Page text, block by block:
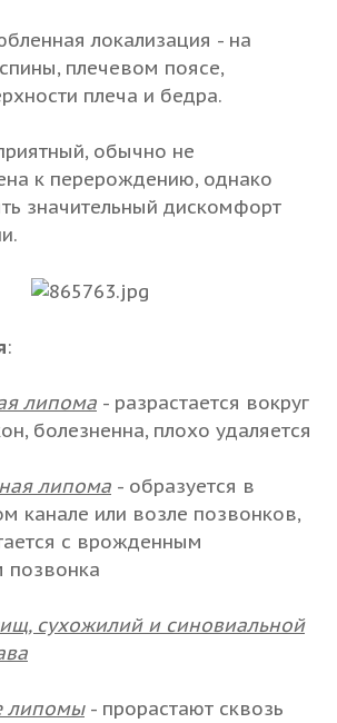
локализация - на
плечевом поясе,
плеча и бедра.
обычно не
к перерождению, однако
значительный дискомфорт
:
липома - разрастается вокруг
болезненна, плохо удаляется
липома - образуется в
канале или возле позвонков,
с врожденным
позвонка
сухожилий и синовиальной
липомы- прорастают сквозь